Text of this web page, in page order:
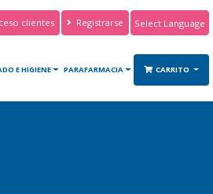
clientes Registrarse
Translate
E HIGIENE PARAFARMACIA CARRITO